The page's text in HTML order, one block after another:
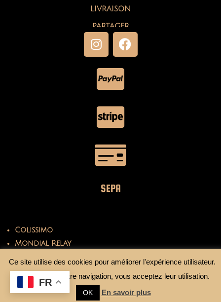
LIVRAISON
PARTAGER
SEPA
Colissimo
Mondial Relay
Ce site utilise des cookies pour améliorer l'expérience utilisateur.
En continuant votre navigation, vous acceptez leur utilisation.
OK En savoir plus
FR